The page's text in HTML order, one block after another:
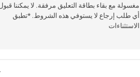
مغسولة مع بقاء بطاقة التعليق مرفقة. لا يمكننا
أي طلب إرجاع لا يستوفي هذه الشروط. *تطبق
الاستثناءات